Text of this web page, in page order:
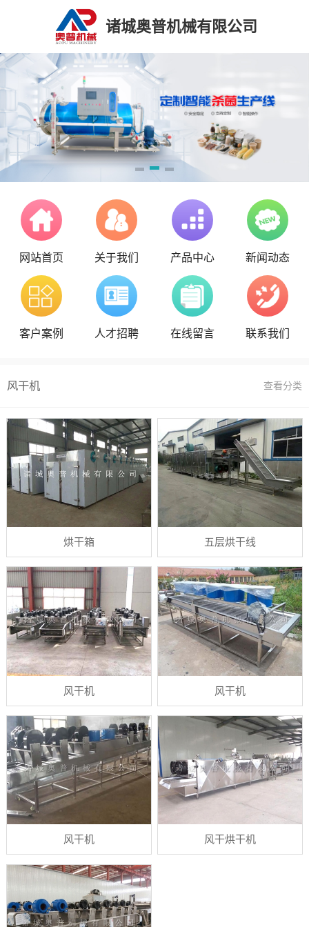
诸城奥普机械有限公司
网站首页 关于我们 产品中心 新闻动态
客户案例 人才招聘 在线留言 联系我们
风干机 查看分类
烘干箱 五层烘干线
风干机 风干机
风干机 风干烘干机